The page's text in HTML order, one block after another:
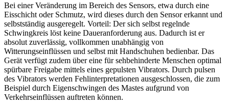
Bei einer Veränderung im Bereich des Sensors, etwa durch eine
Eisschicht oder Schmutz, wird dieses durch den Sensor erkannt und
selbstständig ausgeregelt. Vorteil: Der sich selbst regelnde
Schwingkreis löst keine Daueranforderung aus. Dadurch ist er
absolut zuverlässig, vollkommen unabhängig von
Witterungseinflüssen und selbst mit Handschuhen bedienbar. Das
Gerät verfügt zudem über eine für sehbehinderte Menschen optimal
spürbare Freigabe mittels eines gepulsten Vibrators. Durch pulsen
des Vibrators werden Fehlinterpretationen ausgeschlossen, die zum
Beispiel durch Eigenschwingen des Mastes aufgrund von
Verkehrseinflüssen auftreten können.